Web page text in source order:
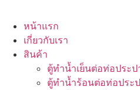
หน้าแรก
เกี่ยวกับเรา
สินค้า
ตู้ทำน้ำเย็นต่อท่อประป
ตู้ทำน้ำร้อนต่อท่อประ